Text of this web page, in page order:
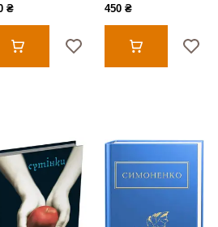
₴ 450 ₴